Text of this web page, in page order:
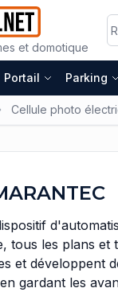
et domotique
Portail Parking
Cellule photo
tous les plans
et développent
gardant les